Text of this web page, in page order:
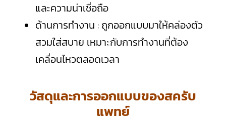
และความน่าเชื่อถือ
ด้านการทำงาน : ถูกออกแบบมาให้คล่องตัว
สวมใส่สบาย เหมาะกับการทำงานที่ต้อง
เคลื่อนไหวตลอดเวลา
วัสดุและการออกแบบของสครับ
แพทย์